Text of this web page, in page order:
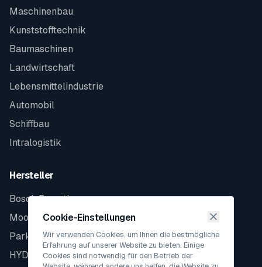
Maschinenbau
Kunststofftechnik
Baumaschinen
Landwirtschaft
Lebensmittelindustrie
Automobil
Schiffbau
Intralogistik
Hersteller
Bosch Rexroth
Moog
Parker
HYDAC
Cookie-Einstellungen
Wir verwenden Cookies, um Ihnen die bestmögliche
Erfahrung auf unserer Website zu bieten. Einige
Cookies sind notwendig für den Betrieb der